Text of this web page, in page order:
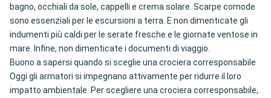
bagno, occhiali da sole, cappelli e crema solare. Scarpe comode
sono essenziali per le escursioni a terra. E non dimenticate gli
indumenti più caldi per le serate fresche e le giornate ventose in
mare. Infine, non dimenticate i documenti di viaggio.
Buono a sapersi quando si sceglie una crociera corresponsabile
Oggi gli armatori si impegnano attivamente per ridurre il loro
impatto ambientale. Per scegliere una crociera corresponsabile,